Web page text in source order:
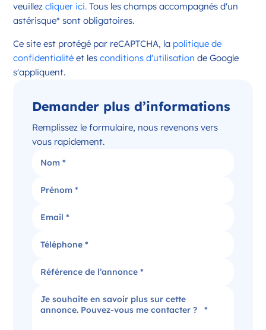
Référence: 36044
Candidater
Opportunité d’ouverture à Issoudun
Issoudun Centre-Val de Loire
France
Référence
Plus d'infos
Candidater
Agence immobilière dans le Puy-de-Dôme
France
veuillez cliquer ici. Tous les champs accompagnés d'un
astérisque* sont obligatoires.
Ce site est protégé par reCAPTCHA, la politique de
confidentialité et les conditions d'utilisation de Google
s'appliquent.
Demander plus d’informations
Remplissez le formulaire, nous revenons vers
vous rapidement.